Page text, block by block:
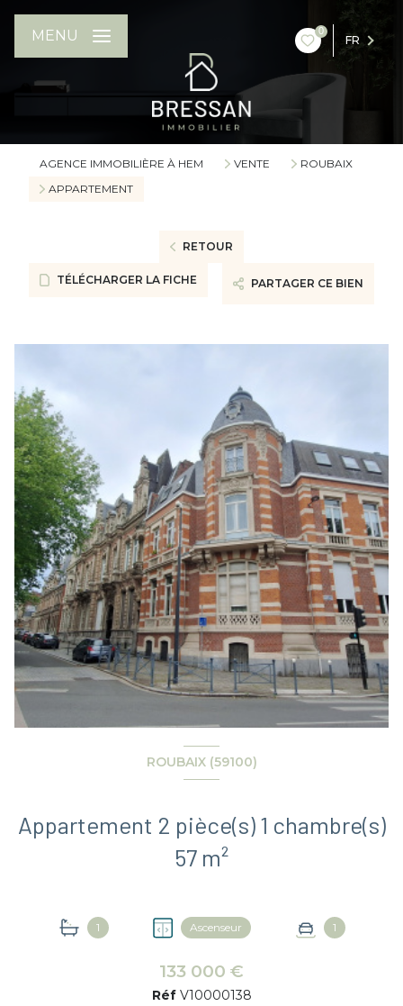
0
FR
MENU
AGENCE IMMOBILIÈRE À HEM VENTE
ROUBAIX
APPARTEMENT
RETOUR
TÉLÉCHARGER LA FICHE PARTAGER CE BIEN
ROUBAIX (59100)
Appartement 2 pièce(s) 1 chambre(s)
57 m²
1 Ascenseur 1
133 000 €
Réf V10000138